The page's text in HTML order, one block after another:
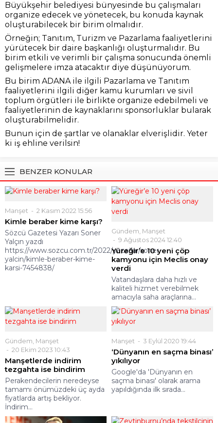
Büyükşehir belediyesi bünyesinde bu çalışmaları
organize edecek ve yönetecek, bu konuda kaynak
oluşturabilecek bir birim olmalıdır.
Örneğin; Tanıtım, Turizm ve Pazarlama faaliyetlerini
yürütecek bir daire başkanlığı oluşturmalıdır. Bu
birim etkili ve verimli bir çalışma sonucunda önemli
gelişmelere imza atacaktır diye düşünüyorum.
Bu birim ADANA ile ilgili Pazarlama ve Tanıtım
faaliyetlerini ilgili diğer kamu kurumları ve sivil
toplum örgütleri ile birlikte organize edebilmeli ve
faaliyetlerinin de kaynaklarını sponsorluklar bularak
oluşturabilmelidir.
Bunun için de şartlar ve olanaklar elverişlidir. Yeter
ki iş ehline verilsin!
BENZER KONULAR
Manşet 2 Kasım 2022 15:56
Kimle beraber kime karşı?
Sözcü Gazetesi Yazarı Soner
Yalçın yazdı
https://www.sozcu.com.tr/2022/yazarlar/soner-
yalcin/kimle-beraber-kime-
karsi-7454838/
Gündem Manşet
9 Ağustos 2024 12:40
Yüreğir’e 10 yeni çöp
kamyonu için Meclis onay
verdi
Vatandaşlara daha hızlı ve
kaliteli hizmet verebilmek
amacıyla saha araçlarına...
Gündem Manşet
20 Ekim 2023 10:43
Manşetlerde indirim
tezgahta ise bindirim
Perakendecilerin neredeyse
tamamı önümüzdeki üç ayda
fiyatlarda artış bekliyor.
İndirim...
Manşet 3 Eylül 2020 19:44
‘Dünyanın en saçma binası’
yıkılıyor
Google'da 'Dünyanın en
saçma binası' olarak arama
yapıldığında ilk sırada...